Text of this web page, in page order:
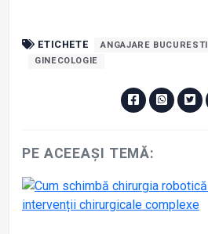
ETICHETE ANGAJARE BUCURESTI
GINECOLOGIE
PE ACEEAȘI TEMĂ: